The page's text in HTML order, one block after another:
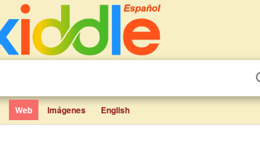
Web Imágenes English